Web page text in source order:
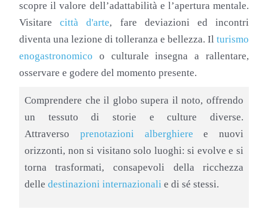
scopre il valore dell’adattabilità e l’apertura mentale.
Visitarecittà d'arte, fare deviazioni ed incontri
diventa una lezione di tolleranza e bellezza. Il turismo
enogastronomico o culturale insegna a rallentare,
osservare e godere del momento presente.
Comprendere che il globo supera il noto, offrendo
un tessuto di storie e culture diverse.
Attraverso prenotazioni alberghiere e nuovi
orizzonti, non si visitano solo luoghi: si evolve e si
torna trasformati, consapevoli della ricchezza
delle destinazioni internazionali e di sé stessi.